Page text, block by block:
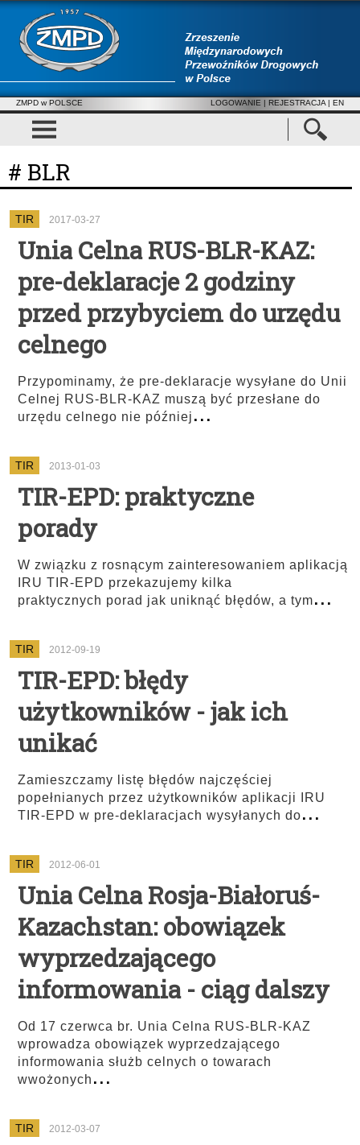
ZMPD w POLSCE LOGOWANIE | REJESTRACJA | EN
# BLR
TIR 2017-03-27
Unia Celna RUS-BLR-KAZ:
pre-deklaracje 2 godziny
przed przybyciem do urzędu
celnego
Przypominamy, że pre-deklaracje wysyłane do Unii
Celnej RUS-BLR-KAZ muszą być przesłane do
urzędu celnego nie później...
TIR 2013-01-03
TIR-EPD: praktyczne
porady
W związku z rosnącym zainteresowaniem aplikacją
IRU TIR-EPD przekazujemy kilka
praktycznych porad jak uniknąć błędów, a tym...
TIR 2012-09-19
TIR-EPD: błędy
użytkowników - jak ich
unikać
Zamieszczamy listę błędów najczęściej
popełnianych przez użytkowników aplikacji IRU
TIR-EPD w pre-deklaracjach wysyłanych do...
TIR 2012-06-01
Unia Celna Rosja-Białoruś-
Kazachstan: obowiązek
wyprzedzającego
informowania - ciąg dalszy
Od 17 czerwca br. Unia Celna RUS-BLR-KAZ
wprowadza obowiązek wyprzedzającego
informowania służb celnych o towarach
wwożonych...
TIR 2012-03-07